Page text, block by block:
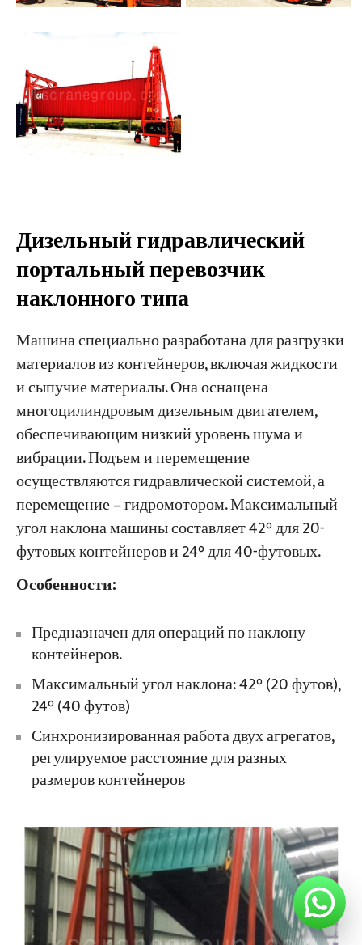
Дизельный гидравлический
портальный перевозчик
наклонного типа
Машина специально разработана для разгрузки
материалов из контейнеров, включая жидкости
и сыпучие материалы. Она оснащена
многоцилиндровым дизельным двигателем,
обеспечивающим низкий уровень шума и
вибрации. Подъем и перемещение
осуществляются гидравлической системой, а
перемещение – гидромотором. Максимальный
угол наклона машины составляет 42° для 20-
футовых контейнеров и 24° для 40-футовых.
Особенности:
Предназначен для операций по наклону
контейнеров.
Максимальный угол наклона: 42° (20 футов),
24° (40 футов)
Синхронизированная работа двух агрегатов,
регулируемое расстояние для разных
размеров контейнеров